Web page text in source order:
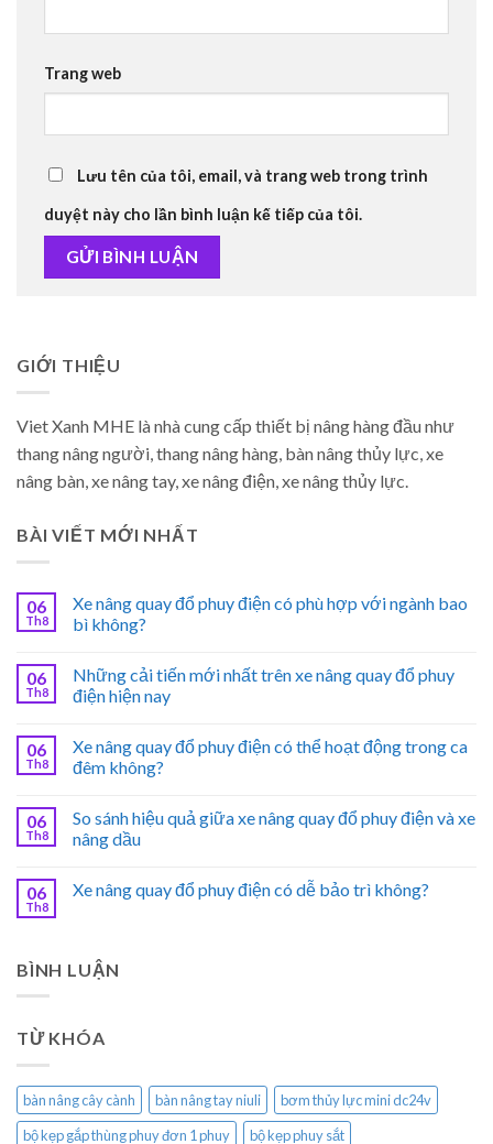
Trang web
Lưu tên của tôi, email, và trang web trong trình
duyệt này cho lần bình luận kế tiếp của tôi.
GIỚI THIỆU
Viet Xanh MHE là nhà cung cấp thiết bị nâng hàng đầu như
thang nâng người, thang nâng hàng, bàn nâng thủy lực, xe
nâng bàn, xe nâng tay, xe nâng điện, xe nâng thủy lực.
BÀI VIẾT MỚI NHẤT
06
Th8
Xe nâng quay đổ phuy điện có phù hợp với ngành bao
bì không?
06
Th8
Những cải tiến mới nhất trên xe nâng quay đổ phuy
điện hiện nay
06
Th8
Xe nâng quay đổ phuy điện có thể hoạt động trong ca
đêm không?
06
Th8
So sánh hiệu quả giữa xe nâng quay đổ phuy điện và xe
nâng dầu
06
Th8
Xe nâng quay đổ phuy điện có dễ bảo trì không?
BÌNH LUẬN
TỪ KHÓA
bàn nâng cây cành bàn nâng tay niuli
bơm thủy lực mini dc24v
bộ kẹp gắp thùng phuy đơn 1 phuy
bộ kẹp phuy sắt